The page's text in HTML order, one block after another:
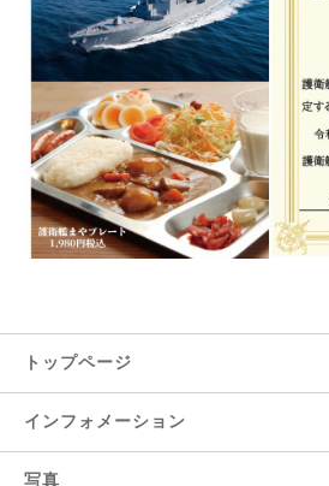
トップページ
インフォメーション
写真